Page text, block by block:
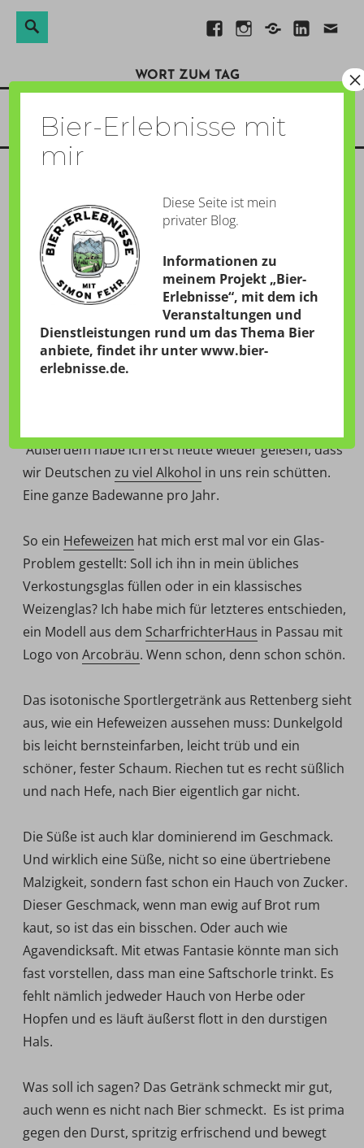
Direkt
Inhalt
FacebookInstagram
Xing Linkedin
E-
Suche
WORT ZUM TAG
Menü
ISO
GESCHRIEBEN AM:28. MÄRZ 2018
vonSimon
21:12 Uhr – Liebe Katholikenfreunde, es ist Karwoche.
Da muss man auch biertechnisch mal was riskieren
Außerdem habe ich erst heute wieder gelesen, dass
wir Deutschen zu viel Alkohol in uns rein schütten.
Eine ganze Badewanne pro Jahr.
So ein Hefeweizen hat mich erst mal vor ein Glas-
Problem gestellt: Soll ich ihn in mein übliches
Verkostungsglas füllen oder in ein klassisches
Weizenglas? Ich habe mich für letzteres entschieden,
ein Modell aus dem ScharfrichterHaus in Passau mit
Logo von Arcobräu. Wenn schon, denn schon schön.
Das isotonische Sportlergetränk aus Rettenberg sieht
aus, wie ein Hefeweizen aussehen muss: Dunkelgold
bis leicht bernsteinfarben, leicht trüb und ein
schöner, fester Schaum. Riechen tut es recht süßlich
und nach Hefe, nach Bier eigentlich gar nicht.
Die Süße ist auch klar dominierend im Geschmack.
Und wirklich eine Süße, nicht so eine übertriebene
Malzigkeit, sondern fast schon ein Hauch von Zucker.
Dieser Geschmack, wenn man ewig auf Brot rum
kaut, so ist das ein bisschen. Oder auch wie
Agavendicksaft. Mit etwas Fantasie könnte man sich
fast vorstellen, dass man eine Saftschorle trinkt. Es
fehlt nämlich jedweder Hauch von Herbe oder
Hopfen und es läuft äußerst flott in den durstigen
Hals.
Was soll ich sagen? Das Getränk schmeckt mir gut,
auch wenn es nicht nach Bier schmeckt. Es ist prima
gegen den Durst, spritzig erfrischend und bewegt
Bier-Erlebnisse mit
mir
Diese Seite ist mein
privater Blog.
Informationen zu
meinem Projekt „Bier-
Erlebnisse“, mit dem ich
Veranstaltungen und
Dienstleistungen rund um das Thema Bier
anbiete, findet ihr unterwww.bier-
erlebnisse.de.
×